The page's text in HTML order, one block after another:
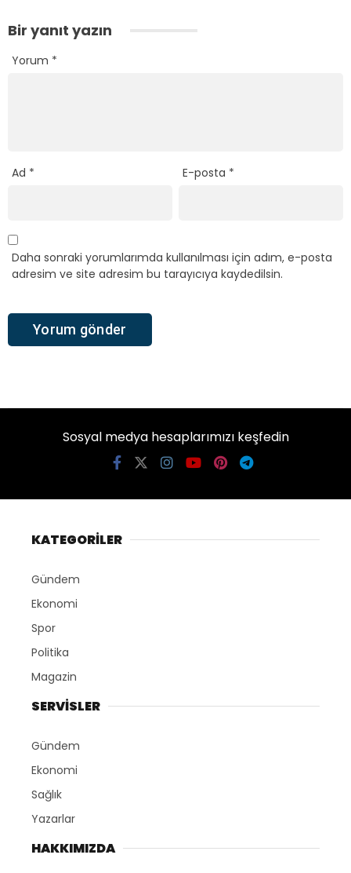
Bir yanıt yazın
Yorum *
Ad * E-posta *
Daha sonraki yorumlarımda kullanılması için adım, e-posta
adresim ve site adresim bu tarayıcıya kaydedilsin.
Sosyal medya hesaplarımızı keşfedin
KATEGORİLER
Gündem
Ekonomi
Spor
Politika
Magazin
SERVİSLER
Gündem
Ekonomi
Sağlık
Yazarlar
HAKKIMIZDA